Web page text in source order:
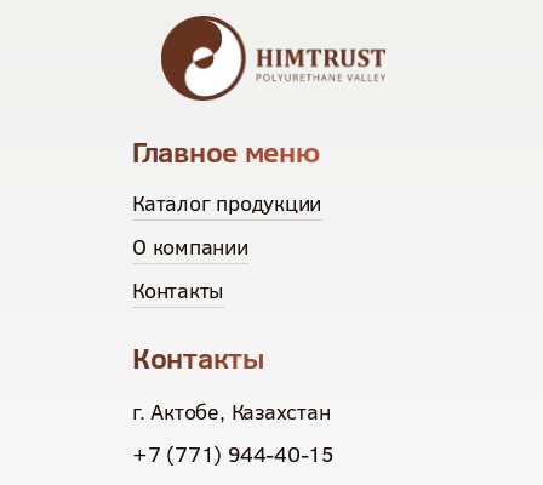
Главное меню
Каталог продукции
О компании
Контакты
Контакты
г. Актобе, Казахстан
+7 (771) 944-40-15